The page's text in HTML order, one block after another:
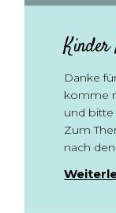
Kinder
Danke
komme
und bitte
Zum
nach